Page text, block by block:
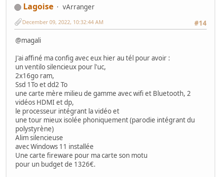
Lagoise
vArranger
#14
December 09, 2022, 10:32:44 AM
@magali
J'ai affiné ma config avec eux hier au tél pour avoir :
un ventilo silencieux pour l'uc,
2x16go ram,
Ssd 1To et dd2 To
une carte mère milieu de gamme avec wifi et Bluetooth, 2
vidéos HDMI et dp,
le processeur intégrant la vidéo et
une tour mieux isolée phoniquement (parodie intégrant du
polystyrène)
Alim silencieuse
avec Windows 11 installée
Une carte fireware pour ma carte son motu
pour un budget de 1326€.